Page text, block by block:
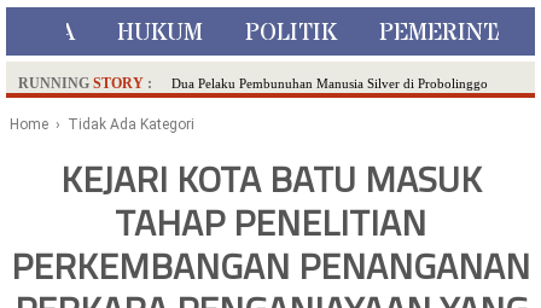
HUKUM POLITIK
RUNNING STORY : Dua Pelaku Pembunuhan Manusia Silver di Probolinggo
Literasi Melalui LASKAR JODA, Usung Filosofi Gelar Sehelai
Ambulance Dari Berbagai Daerah Padati Kota Wisata Batu
Hadirkan Tujuh Sapta Pesona Wisata di Amfiteater, Mikutopia
Buka Rekrutmen Karyawan,Berikut Kualifikasinya
Home › Tidak Ada Kategori
KEJARI KOTA BATU MASUK
TAHAP PENELITIAN
PERKEMBANGAN PENANGANAN